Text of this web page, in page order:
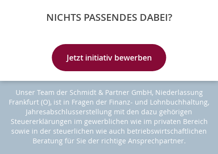
NICHTS PASSENDES DABEI?
Jetzt initiativ bewerben
Unser Team der Schmidt & Partner GmbH, Niederlassung
Frankfurt (O), ist in Fragen der Finanz- und Lohnbuchhaltung,
Jahresabschlusserstellung mit den dazu gehörigen
Steuererklärungen im gewerblichen wie im privaten Bereich
sowie in der steuerlichen wie auch betriebswirtschaftlichen
Beratung für Sie der richtige Ansprechpartner.